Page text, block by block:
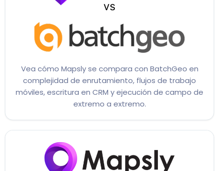
Vea cómo Mapsly se compara con BatchGeo en
complejidad de enrutamiento, flujos de trabajo
móviles, escritura en CRM y ejecución de campo de
extremo a extremo.